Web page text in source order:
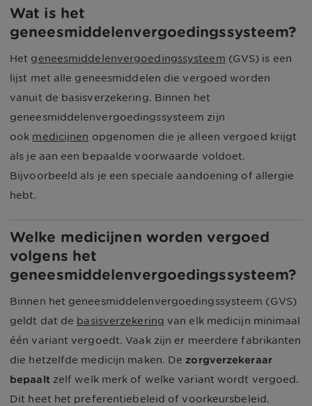
Wat is het
geneesmiddelenvergoedingssysteem?
Het geneesmiddelenvergoedingssysteem (GVS) is een
lijst met alle geneesmiddelen die vergoed worden
vanuit de basisverzekering. Binnen het
geneesmiddelenvergoedingssysteem zijn
ook medicijnen opgenomen die je alleen vergoed krijgt
als je aan een bepaalde voorwaarde voldoet.
Bijvoorbeeld als je een speciale aandoening of allergie
hebt.
Welke medicijnen worden vergoed
volgens het
geneesmiddelenvergoedingssysteem?
Binnen het geneesmiddelenvergoedingssysteem (GVS)
geldt dat de basisverzekering van elk medicijn minimaal
één variant vergoedt. Vaak zijn er meerdere fabrikanten
die hetzelfde medicijn maken. De zorgverzekeraar
bepaaltzelf welk merk of welke variant wordt vergoed.
Dit heet het preferentiebeleid of voorkeursbeleid.